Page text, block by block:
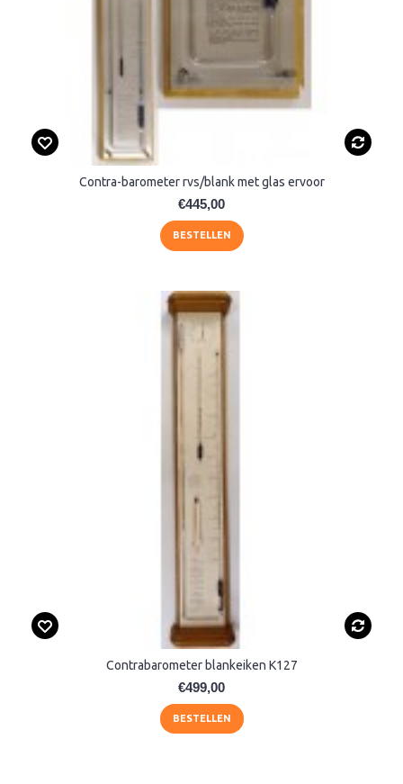
Contra-barometer rvs/blank met glas ervoor
€445,00
BESTELLEN
Contrabarometer blankeiken K127
€499,00
BESTELLEN